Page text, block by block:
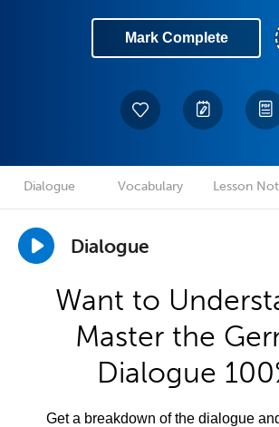
Mark Complete
Dialogue Vocabulary Lesson
Dialogue
Want to
Master the
Dialogue
Get a breakdown of the dialogue